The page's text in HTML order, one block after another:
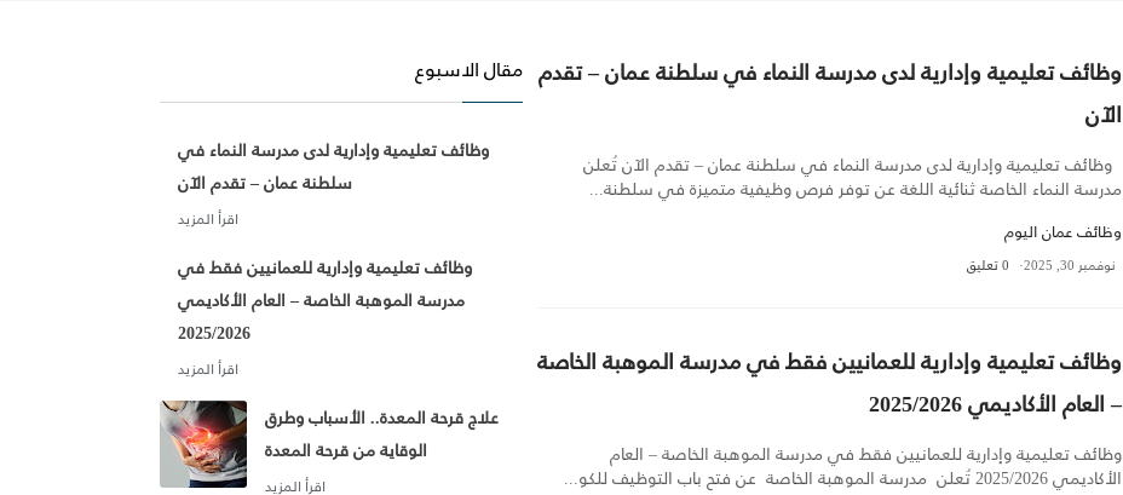
وظائف تعليمية وإدارية لدى مدرسة النماء في سلطنة عمان – تقدم
الآن
وظائف تعليمية وإدارية لدى مدرسة النماء في سلطنة عمان – تقدم الآن تُعلن
مدرسة النماء الخاصة ثنائية اللغة عن توفر فرص وظيفية متميزة في سلطنة...
وظائف عمان اليوم
نوفمبر 30, 2025 0 تعليق
وظائف تعليمية وإدارية للعمانيين فقط في مدرسة الموهبة الخاصة
– العام الأكاديمي 2025/2026
وظائف تعليمية وإدارية للعمانيين فقط في مدرسة الموهبة الخاصة – العام
الأكاديمي 2025/2026 تُعلن مدرسة الموهبة الخاصة عن فتح باب التوظيف للكو...
مقال الاسبوع
وظائف تعليمية وإدارية لدى مدرسة النماء في
سلطنة عمان – تقدم الآن
وظائف تعليمية وإدارية للعمانيين فقط في
مدرسة الموهبة الخاصة – العام الأكاديمي
2025/2026
علاج قرحة المعدة.. الأسباب وطرق
الوقاية من قرحة المعدة